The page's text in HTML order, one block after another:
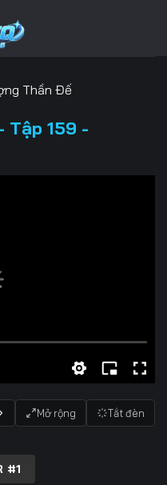
Thần Đế
Tập 159 -
Mở rộng Tắt đèn
#1